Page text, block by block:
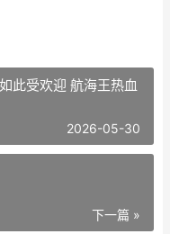
此受欢迎 航海王热血
2026-05-30
下一篇 »